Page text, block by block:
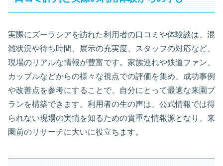
実際にズーラシアを訪れた利用者の口コミや体験談は、混
雑状況や待ち時間、展示の充実度、スタッフの対応など、
現場のリアルな情報が豊富です。家族連れや鉄道ファン、
カップルなどからの様々な視点での評価を集め、成功事例
や改善点を参考にすることで、自分にとって最適な来園プ
ランを構築できます。利用者の生の声は、公式情報では得
られない現場の実情を知るための貴重な情報源となり、来
園前のリサーチに大いに役立ちます。